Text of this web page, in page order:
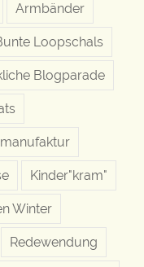
Armbänder
Loopschals
Blogparade
Kinder"kram"
Winter
Redewendung